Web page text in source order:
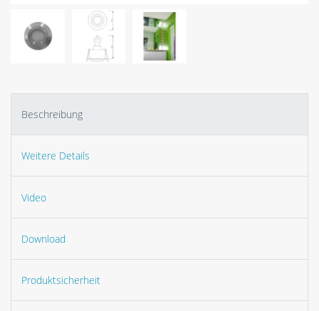
Beschreibung
Weitere Details
Video
Download
Produktsicherheit